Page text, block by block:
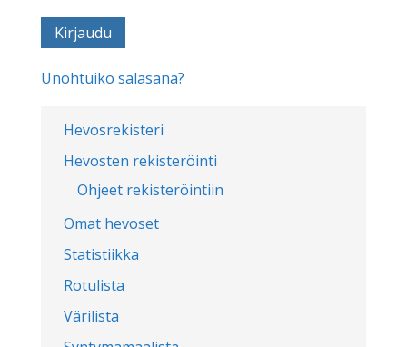
Hevosrekisteri
Hevosten rekisteröinti
Ohjeet rekisteröintiin
Omat hevoset
Statistiikka
Rotulista
Värilista
Unohtuiko salasana?